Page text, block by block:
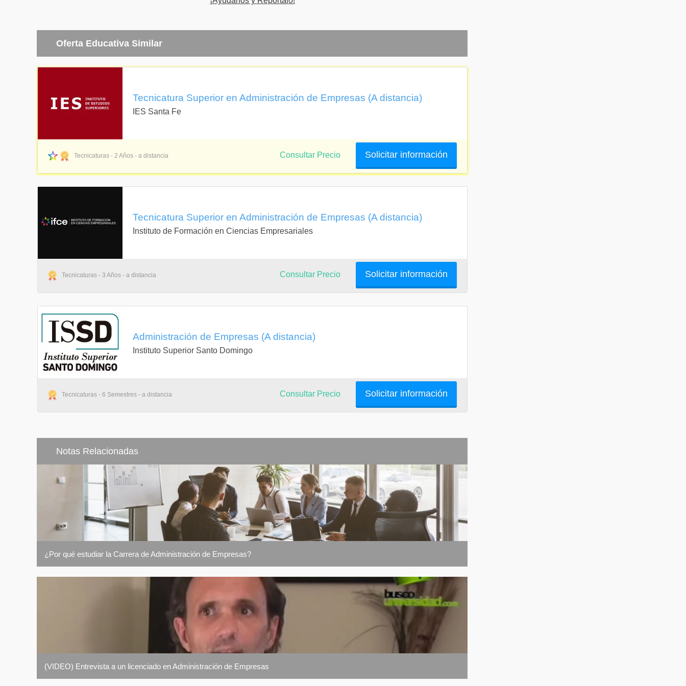
el planeamiento, conducción y evaluación de programas y proyectos en organizaciones y emprendimientos ;
la formulación de propuestas destinadas a la resolución de situaciones de conflicto y el cuidado del clima laboral en el
recursos humanos.
Oferta Educativa Similar
Tecnicatura Superior en Administración de Empresas (A distancia)
IES Santa Fe
Tecnicaturas - 2 Años - a distancia Solicitar información
Consultar Precio
Tecnicatura Superior en Administración de Empresas (A distancia)
Instituto de Formación en Ciencias Empresariales
Tecnicaturas - 3 Años - a distancia Solicitar información
Consultar Precio
Administración de Empresas (A distancia)
Instituto Superior Santo Domingo
Tecnicaturas - 6 Semestres - a distancia Solicitar información
Consultar Precio
Notas Relacionadas
¿Por qué estudiar la Carrera de Administración de Empresas?
(VIDEO) Entrevista a un licenciado en Administración de Empresas